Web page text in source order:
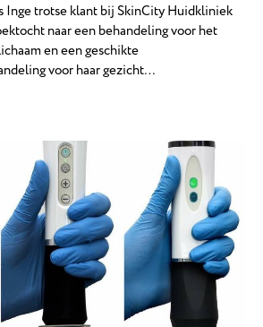
Inge trotse klant bij SkinCity Huidkliniek
naar een behandeling voor het
en een geschikte
voor haar gezicht…